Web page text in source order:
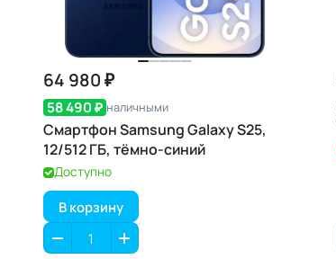
64 980 ₽
58 490 ₽ наличными
Смартфон Samsung Galaxy S25,
12/512 ГБ, тёмно-синий
Доступно
В корзину